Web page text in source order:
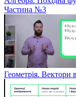
Частина №3
Геометрія. Вектори